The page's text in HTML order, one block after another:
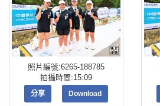
照片編號:6265-188785
拍攝時間:15:09
分享 Download